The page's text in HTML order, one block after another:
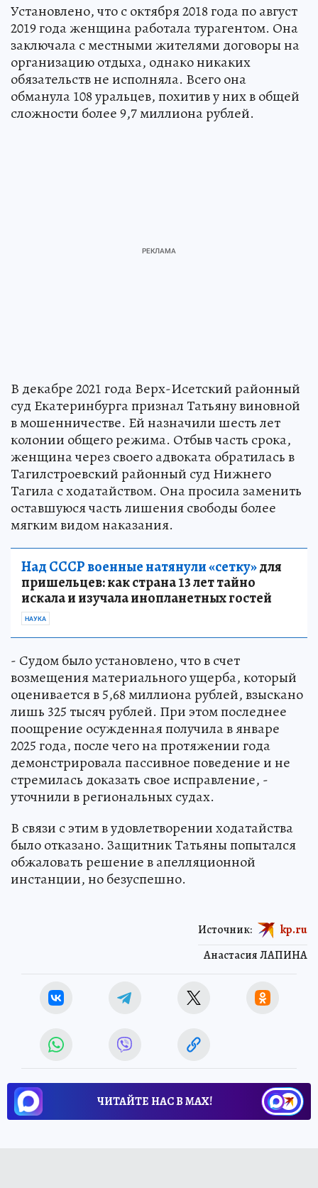
Установлено, что с октября 2018 года по август
2019 года женщина работала турагентом. Она
заключала с местными жителями договоры на
организацию отдыха, однако никаких
обязательств не исполняла. Всего она
обманула 108 уральцев, похитив у них в общей
сложности более 9,7 миллиона рублей.
В декабре 2021 года Верх-Исетский районный
суд Екатеринбурга признал Татьяну виновной
в мошенничестве. Ей назначили шесть лет
колонии общего режима. Отбыв часть срока,
женщина через своего адвоката обратилась в
Тагилстроевский районный суд Нижнего
Тагила с ходатайством. Она просила заменить
оставшуюся часть лишения свободы более
мягким видом наказания.
Над СССР военные натянули «сетку»для
пришельцев: как страна 13 лет тайно
искала и изучала инопланетных гостей
НАУКА
- Судом было установлено, что в счет
возмещения материального ущерба, который
оценивается в 5,68 миллиона рублей, взыскано
лишь 325 тысяч рублей. При этом последнее
поощрение осужденная получила в январе
2025 года, после чего на протяжении года
демонстрировала пассивное поведение и не
стремилась доказать свое исправление, -
уточнили в региональных судах.
В связи с этим в удовлетворении ходатайства
было отказано. Защитник Татьяны попытался
обжаловать решение в апелляционной
инстанции, но безуспешно.
Анастасия ЛАПИНА
Источник: kp.ru
ЧИТАЙТЕ НАС В МАХ!